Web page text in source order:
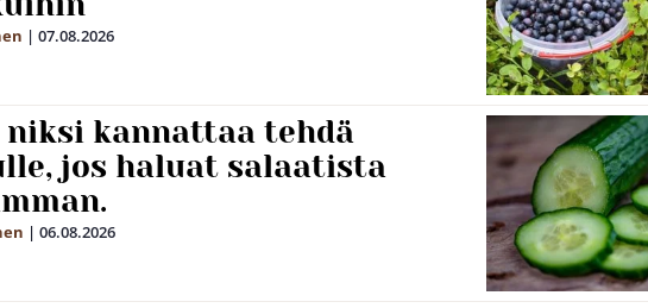
| 07.08.2026
niksi kannattaa tehdä
jos haluat salaatista
| 06.08.2026